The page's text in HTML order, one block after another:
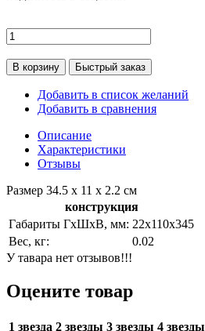
В корзину Быстрый заказ
Добавить в список желаний
Добавить в сравнения
Описание
Характеристики
Отзывы
Размер 34.5 х 11 x 2.2 см
конструкция
Габариты ГхШхВ, мм: 22х110х345
Вес, кг:
0.02
У тавара нет отзывов!!!
Оцените товар
1 звезда 2 звезды 3 звезды 4 звезды